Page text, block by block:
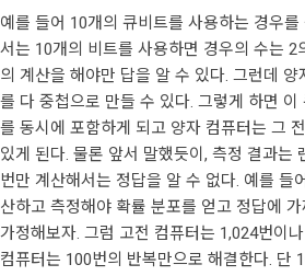
예를 들어 10개의 큐비트를 사용하는 경우
서는 10개의 비트를 사용하면 경우의 수는 2
의 계산을 해야만 답을 알 수 있다. 그런데
를 다 중첩으로 만들 수 있다. 그렇게 하면
를 동시에 포함하게 되고 양자 컴퓨터는 그
있게 된다. 물론 앞서 말했듯이, 측정 결과는
번만 계산해서는 정답을 알 수 없다. 예를 들
산하고 측정해야 확률 분포를 얻고 정답에
가정해보자. 그럼 고전 컴퓨터는 1,024번이
컴퓨터는 100번의 반복만으로 해결한다. 단